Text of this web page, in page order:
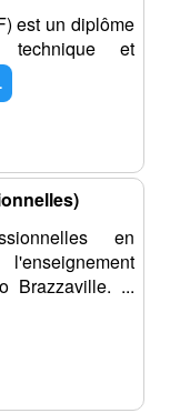
est un diplôme
technique et
en
Brazzaville. ...